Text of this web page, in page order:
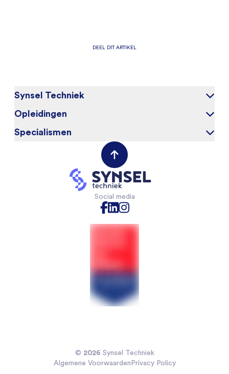
DEEL DIT ARTIKEL
Synsel Techniek
Over ons
Onze kandidaten
Contact opnemen
Opleidingen
Elektrotechniek
Industriële Automatisering
Specialismen
Mechanical Engineers
Software & Electrical Engineers
Monteurs Technische DienstSocial media
© 2026 Synsel Techniek
Algemene VoorwaardenPrivacy Policy